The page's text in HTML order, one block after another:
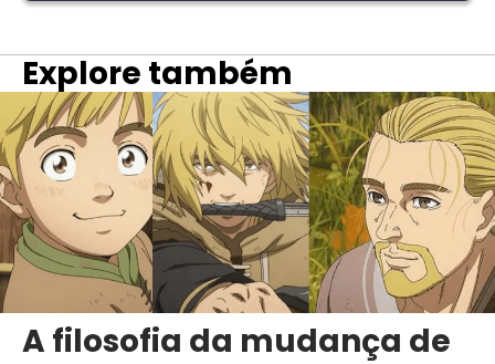
Explore também
A filosofia da mudança de